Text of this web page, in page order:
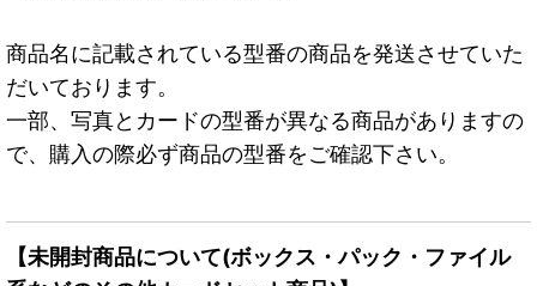
商品名に記載されている型番の商品を発送させていた
だいております。
一部、写真とカードの型番が異なる商品がありますの
で、購入の際必ず商品の型番をご確認下さい。
【未開封商品について(ボックス・パック・ファイル